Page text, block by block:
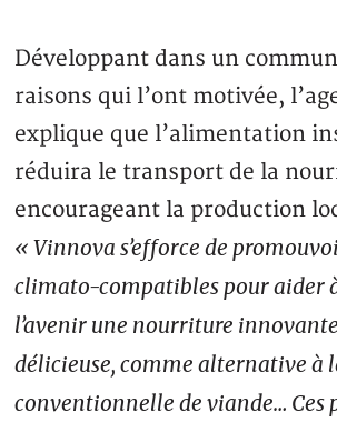
Développant dans un
raisons qui l’ont motivée,
explique que l’alimentation
réduira le transport de la
encourageant la production
« Vinnova s’efforce de
climato-compatibles pour aider
l’avenir une nourriture
délicieuse, comme alternative à
conventionnelle de viande… Ces